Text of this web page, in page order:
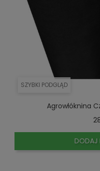
SZYBKI PODGLĄD
Agrowłóknina
DODAJ